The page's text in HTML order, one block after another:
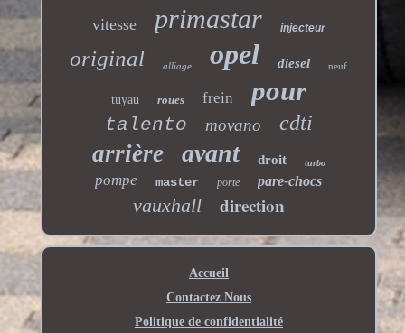
vitesse primastar injecteur
original alliage opel diesel neuf
tuyau roues frein pour
talento movano cdti
arrière avant droit turbo
pompe master porte pare-chocs
vauxhall direction
Accueil
Contactez Nous
Politique de confidentialité